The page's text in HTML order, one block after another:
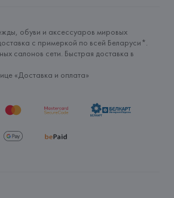
обуви и аксессуаров мировых
с примеркой по всей Беларуси*.
салонов сети. Быстрая доставка в
«Доставка и оплата»